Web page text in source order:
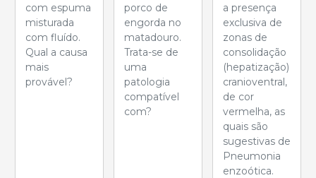
com espuma
misturada
com fluído.
Qual a causa
mais
provável?
porco de
engorda no
matadouro.
Trata-se de
uma
patologia
compatível
com?
a presença
exclusiva de
zonas de
consolidação
(hepatização)
cranioventral,
de cor
vermelha, as
quais são
sugestivas de
Pneumonia
enzoótica.